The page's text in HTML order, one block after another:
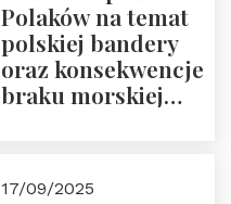
Polaków na temat
polskiej bandery
oraz konsekwencje
braku morskiej
17/09/2025